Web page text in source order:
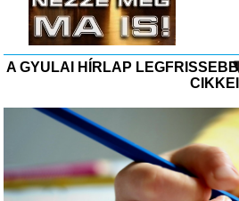
A GYULAI HÍRLAP LEGFRISSEBB
CIKKEI